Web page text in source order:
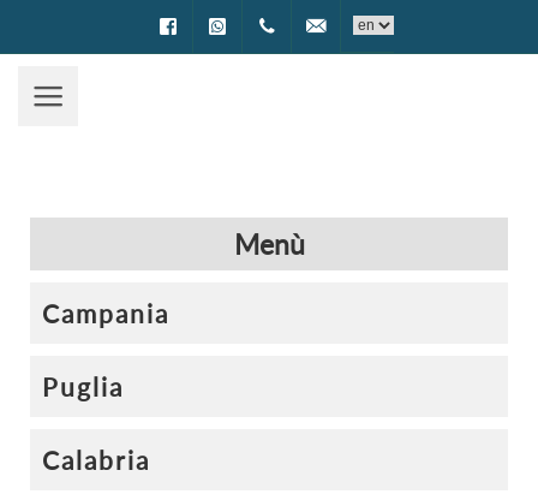
Facebook WhatsApp0994002622
Menù
Campania
Puglia
Calabria